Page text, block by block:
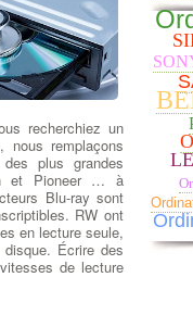
recherchiez un
nous remplaçons
plus grandes
et Pioneer … à
Blu-ray sont
RW ont
en lecture seule,
Écrire des
de lecture